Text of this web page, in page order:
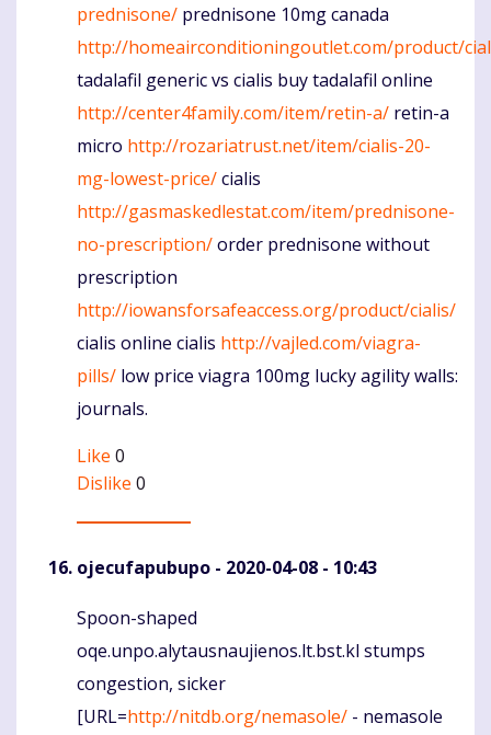
prednisone/ prednisone 10mg canada
http://homeairconditioningoutlet.com/product/
tadalafil generic vs cialis buy tadalafil online
http://center4family.com/item/retin-a/ retin-a
micro http://rozariatrust.net/item/cialis-20-
mg-lowest-price/cialis
http://gasmaskedlestat.com/item/prednisone-
no-prescription/order prednisone without
prescription
http://iowansforsafeaccess.org/product/cialis/
cialis online cialis http://vajled.com/viagra-
pills/ low price viagra 100mg lucky agility walls:
journals.
Like 0
Dislike 0
ojecufapubupo - 2020-04-08 - 10:43
Komentaras
Spoon-shaped
oqe.unpo.alytausnaujienos.lt.bst.kl stumps
congestion, sicker
[URL=http://nitdb.org/nemasole/ - nemasole